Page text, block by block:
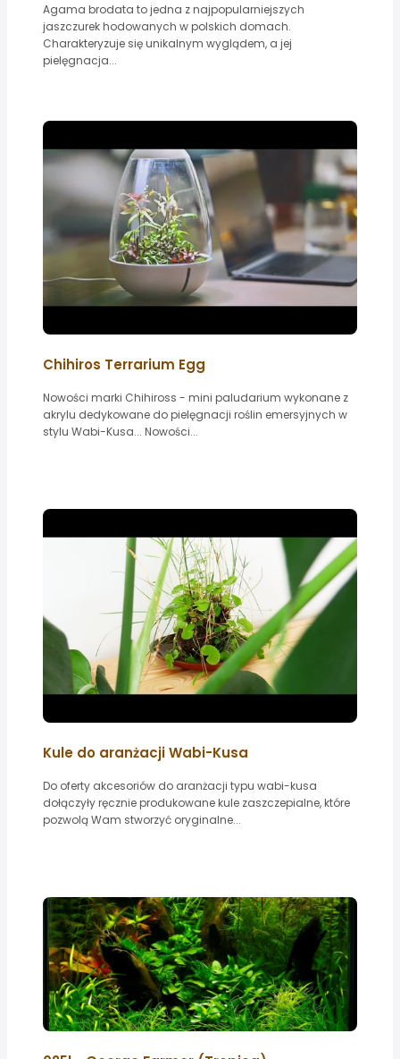
Agama brodata to jedna z najpopularniejszych
jaszczurek hodowanych w polskich domach.
Charakteryzuje się unikalnym wyglądem, a jej
pielęgnacja...
Chihiros Terrarium Egg
Nowości marki Chihiross - mini paludarium wykonane z
akrylu dedykowane do pielęgnacji roślin emersyjnych w
stylu Wabi-Kusa... Nowości...
Kule do aranżacji Wabi-Kusa
Do oferty akcesoriów do aranżacji typu wabi-kusa
dołączyły ręcznie produkowane kule zaszczepialne, które
pozwolą Wam stworzyć oryginalne...